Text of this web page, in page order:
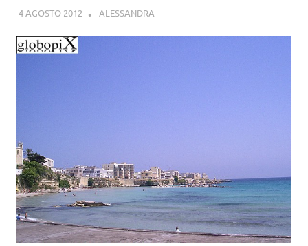
4 AGOSTO 2012 ALESSANDRA